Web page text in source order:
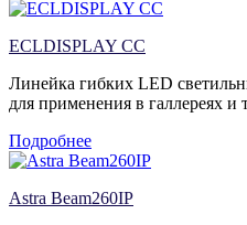
ECLDISPLAY CC
Линейка гибких LED
для применения в галлереях и
Подробнее
Astra Beam260IP